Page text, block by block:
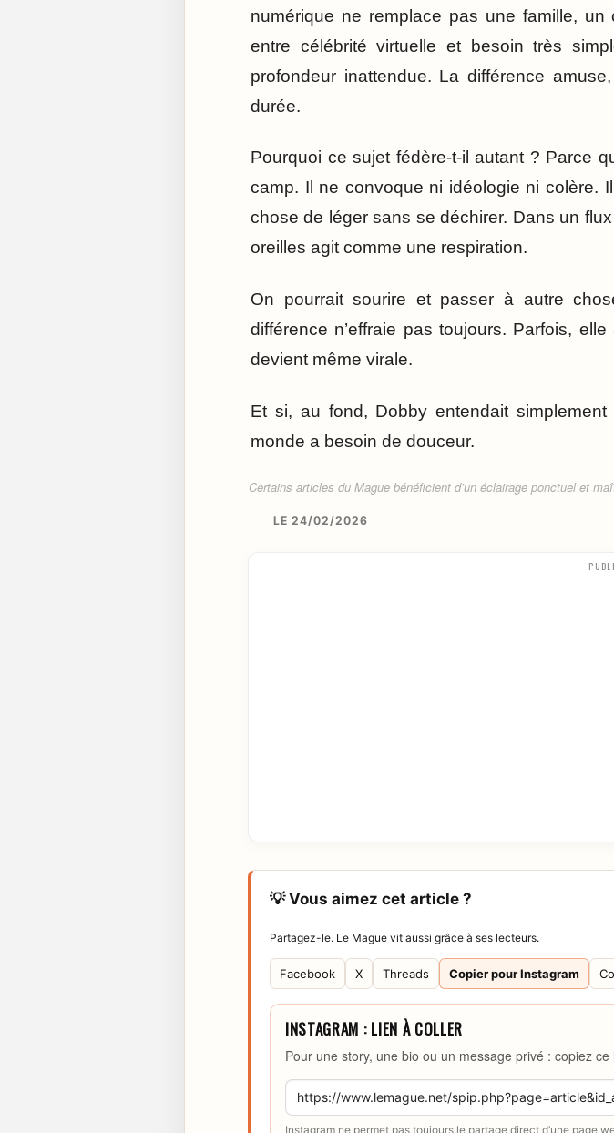
numérique ne remplace pas une famille,
entre célébrité virtuelle et besoin très
profondeur inattendue. La différence
durée.
Pourquoi ce sujet fédère-t-il autant ? Parce
camp. Il ne convoque ni idéologie ni colère.
chose de léger sans se déchirer. Dans un
oreilles agit comme une respiration.
On pourrait sourire et passer à autre
différence n’effraie pas toujours. Parfois,
devient même virale.
Et si, au fond, Dobby entendait
monde a besoin de douceur.
Certains articles du Mague bénéficient d’un éclairage ponctuel et
LE 24/02/2026
💡 Vous aimez cet article ?
Partagez-le. Le Mague vit aussi grâce à ses lecteurs.
Facebook X Threads Copier pour Instagram
INSTAGRAM : LIEN À COLLER
Pour une story, une bio ou un message privé : copiez ce
Instagram ne permet pas toujours le partage direct d’une page